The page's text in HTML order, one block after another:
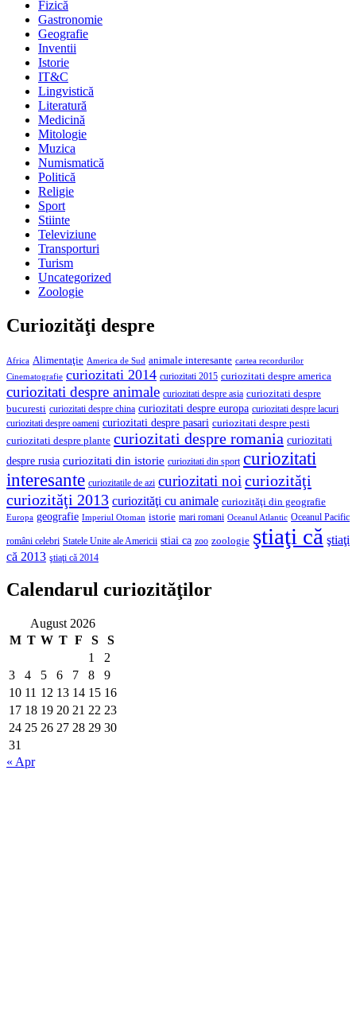
Fizică
Gastronomie
Geografie
Inventii
Istorie
IT&C
Lingvistică
Literatură
Medicină
Mitologie
Muzica
Numismatică
Politică
Religie
Sport
Stiinte
Televiziune
Transporturi
Turism
Uncategorized
Zoologie
Curiozităţi despre
Africa Alimentaţie America de Sud animale interesante cartea recordurilor
Cinematografie curiozitati 2014 curiozitati 2015 curiozitati despre america
curiozitati despre animale curiozitati despre asia curiozitati despre
bucuresti curiozitati despre china curiozitati despre europa curiozitati despre lacuri
curiozitati despre oameni curiozitati despre pasari curiozitati despre pesti
curiozitati despre plante curiozitati despre romania curiozitati
despre rusia curiozitati din istorie curiozitati din sport curiozitati
interesante curiozitatile de azi curiozitati noi curiozităţi
curiozităţi 2013 curiozităţi cu animale curiozităţi din geografie
Europa geografie Imperiul Otoman istorie mari romani Oceanul Atlantic Oceanul Pacific
români celebri Statele Unite ale Americii stiai ca zoo zoologie ştiaţi că ştiaţi
că 2013 ştiaţi că 2014
Calendarul curiozităţilor
August 2026
M T W T F S
S
1
2
3
4 5 6 7 8
9
10 11 12 13 14 15 16
17 18 19 20 21 22 23
24 25 26 27 28 29 30
31
« Apr